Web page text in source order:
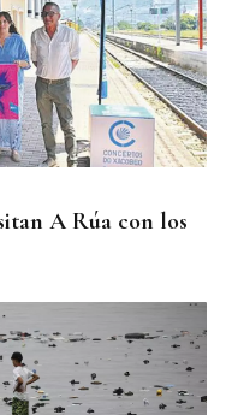
“Mi sueño
A Rúa con los